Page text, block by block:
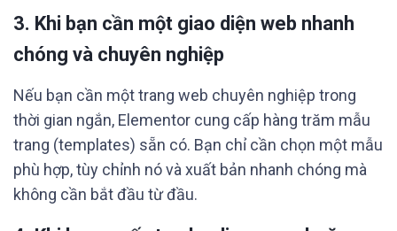
3. Khi bạn cần một giao diện web nhanh
chóng và chuyên nghiệp
Nếu bạn cần một trang web chuyên nghiệp trong
thời gian ngắn, Elementor cung cấp hàng trăm mẫu
trang (templates) sẵn có. Bạn chỉ cần chọn một mẫu
phù hợp, tùy chỉnh nó và xuất bản nhanh chóng mà
không cần bắt đầu từ đầu.